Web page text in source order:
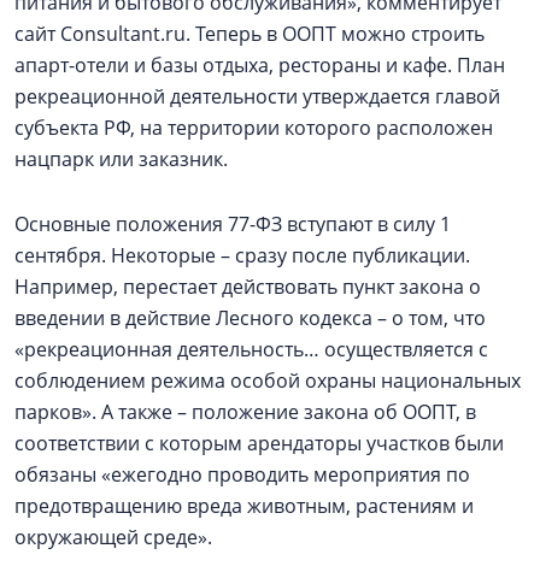
сайт Consultant.ru. Теперь в ООПТ можно строить
апарт-отели и базы отдыха, рестораны и кафе. План
рекреационной деятельности утверждается главой
субъекта РФ, на территории которого расположен
нацпарк или заказник.
Основные положения 77-ФЗ вступают в силу 1
сентября. Некоторые – сразу после публикации.
Например, перестает действовать пункт закона о
введении в действие Лесного кодекса – о том, что
«рекреационная деятельность… осуществляется с
соблюдением режима особой охраны национальных
парков». А также – положение закона об ООПТ, в
соответствии с которым арендаторы участков были
обязаны «ежегодно проводить мероприятия по
предотвращению вреда животным, растениям и
окружающей среде».